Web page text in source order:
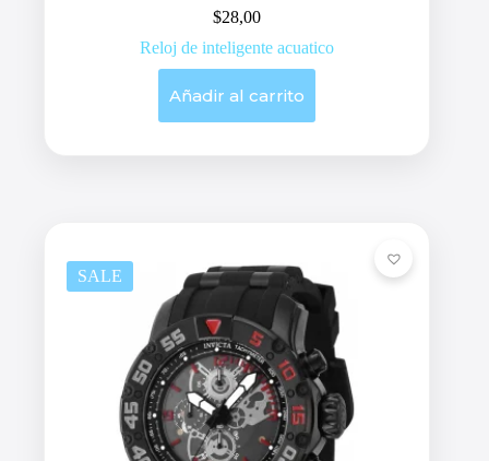
$28,00
Reloj de inteligente acuatico
Añadir al carrito
SALE